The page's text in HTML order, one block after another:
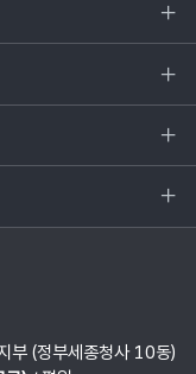
부 (정부세종청사 10동)